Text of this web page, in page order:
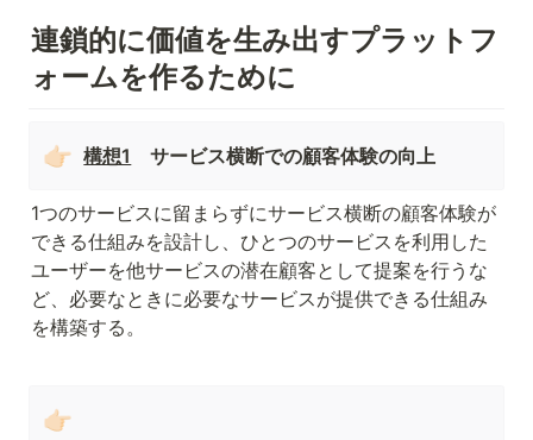
連鎖的に価値を生み出すプラットフ
ォームを作るために
👉🏻 構想1 サービス横断での顧客体験の向上
1つのサービスに留まらずにサービス横断の顧客体験が
できる仕組みを設計し、ひとつのサービスを利用した
ユーザーを他サービスの潜在顧客として提案を行うな
ど、必要なときに必要なサービスが提供できる仕組み
を構築する。
👉🏻